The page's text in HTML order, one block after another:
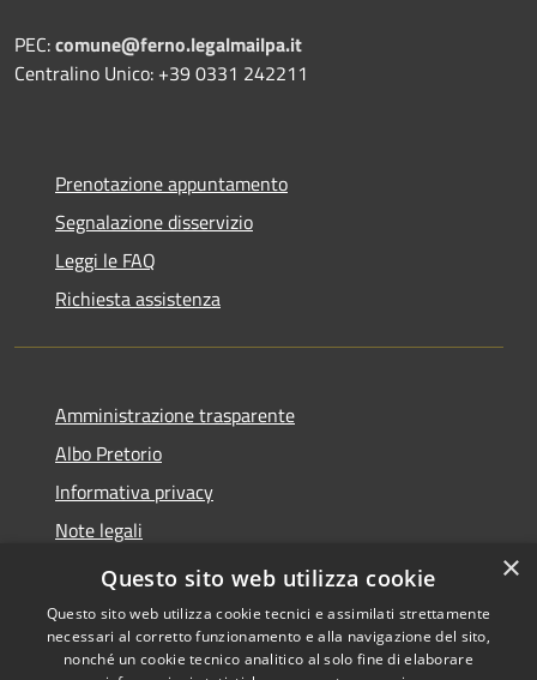
PEC:comune@ferno.legalmailpa.it
Centralino Unico: +39 0331 242211
Prenotazione appuntamento
Segnalazione disservizio
Leggi le FAQ
Richiesta assistenza
Amministrazione trasparente
Albo Pretorio
Informativa privacy
Note legali
Dichiarazione di accessibilità
×
Questo sito web utilizza cookie
Questo sito web utilizza cookie tecnici e assimilati strettamente
necessari al corretto funzionamento e alla navigazione del sito,
nonché un cookie tecnico analitico al solo fine di elaborare